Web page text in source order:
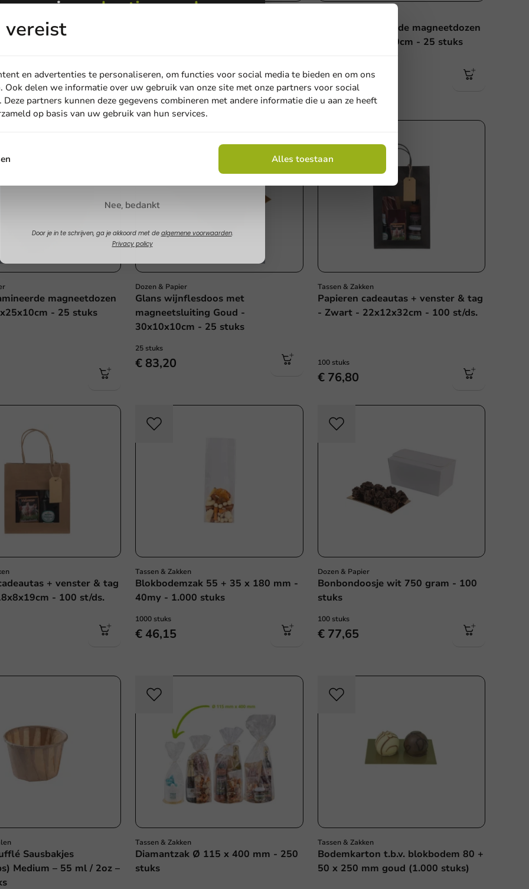
News Paper
- 300 st/ds.
€ 21,35
Glans gelamineerde magneetdozen
Zilver - 35x25x10cm - 25 stuks
€ 86,40
magneetdozen
- 25 stuks
Dozen & Papier
Glans wijnflesdoos met
magneetsluiting Goud -
30x10x10cm - 25 stuks
25 stuks
€ 83,20
Tassen & Zakken
Papieren cadeautas + venster & tag
- Zwart - 22x12x32cm - 100 st/ds.
100 stuks
€ 76,80
+ venster & tag
- 100 st/ds.
Tassen & Zakken
Blokbodemzak 55 + 35 x 180 mm -
40my - 1.000 stuks
1000 stuks
€ 46,15
Dozen & Papier
Bonbondoosje wit 750 gram - 100
stuks
100 stuks
€ 77,65
Sausbakjes
Medium – 55 ml / 2oz –
Tassen & Zakken
Diamantzak Ø 115 x 400 mm - 250
stuks
Tassen & Zakken
Bodemkarton t.b.v. blokbodem 80 +
50 x 250 mm goud (1.000 stuks)
vereist
en advertenties te personaliseren, om functies voor social media te bieden en om ons
Ook delen we informatie over uw gebruik van onze site met onze partners voor social
partners kunnen deze gegevens combineren met andere informatie die u aan ze heeft
op basis van uw gebruik van hun services.
Alles toestaan
Email
Nee, bedankt
Door je in te schrijven, ga je akkoord met de algemene voorwaarden.
Privacy policy